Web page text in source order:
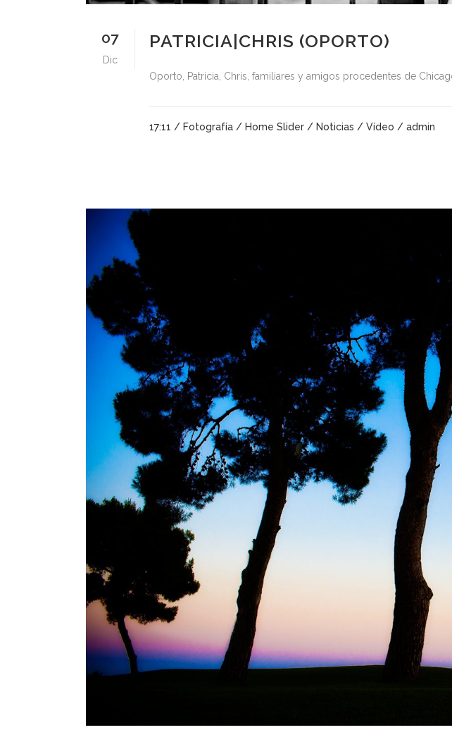
07
Dic
PATRICIA|CHRIS (OPORTO)
Oporto, Patricia, Chris, familiares y amigos procedentes de
17:11 / Fotografía / Home Slider / Noticias / Vídeo / admin